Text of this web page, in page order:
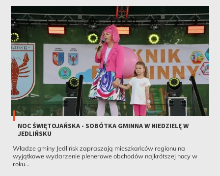
NOC ŚWIĘTOJAŃSKA - SOBÓTKA GMINNA W NIEDZIELĘ W
JEDLIŃSKU
Władze gminy Jedlińsk zapraszają mieszkańców regionu na
wyjątkowe wydarzenie plenerowe obchodów najkrótszej nocy w
roku...